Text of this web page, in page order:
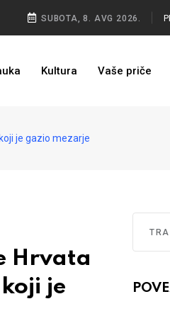
SUBOTA, 8. AVG 2026.
Kultura Vaše priče
je gazio mezarje
Hrvata
je
Type